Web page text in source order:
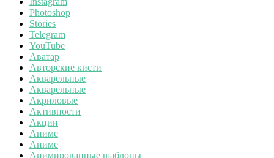
Photoshop
Stories
Telegram
YouTube
Аватар
Авторские кисти
Акварельные
Акварельные
Акриловые
Активности
Акции
Аниме
Аниме
Анимированные шаблоны